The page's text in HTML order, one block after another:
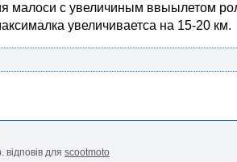
малоси с увеличиным ввыылетом
увеличиваетса на 15-20 км.
відповів для scootmoto